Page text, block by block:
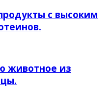
с высоким
животное из